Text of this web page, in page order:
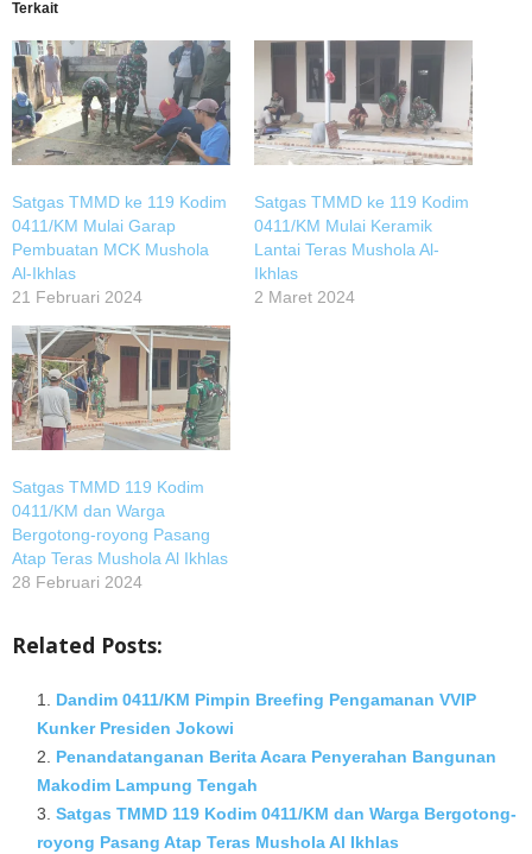
Terkait
Satgas TMMD ke 119 Kodim
0411/KM Mulai Garap
Pembuatan MCK Mushola
Al-Ikhlas
21 Februari 2024
Satgas TMMD ke 119 Kodim
0411/KM Mulai Keramik
Lantai Teras Mushola Al-
Ikhlas
2 Maret 2024
Satgas TMMD 119 Kodim
0411/KM dan Warga
Bergotong-royong Pasang
Atap Teras Mushola Al Ikhlas
28 Februari 2024
Related Posts:
Dandim 0411/KM Pimpin Breefing Pengamanan VVIP
Kunker Presiden Jokowi
Penandatanganan Berita Acara Penyerahan Bangunan
Makodim Lampung Tengah
Satgas TMMD 119 Kodim 0411/KM dan Warga Bergotong-
royong Pasang Atap Teras Mushola Al Ikhlas